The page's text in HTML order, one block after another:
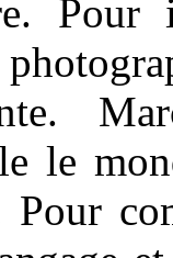
Pour
le
Pour